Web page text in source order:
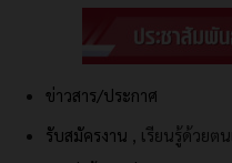
ข่าวสาร/ประกาศ
รับสมัครงาน , เรียนรู้ด้วยต